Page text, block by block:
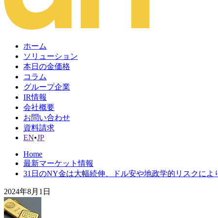
ホーム
ソリューション
本日の金価格
コラム
グループ企業
IR情報
会社概要
お問い合わせ
資料請求
EN•JP
Home
最新マーケット情報
31日のNY金は大幅続伸、ドル安や地政学的リスクによ
2024年8月1日